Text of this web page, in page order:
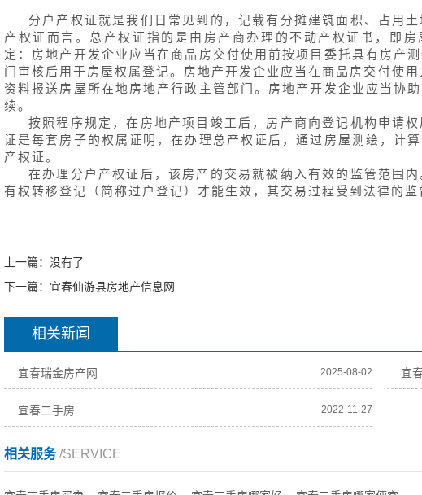
分户产权证就是我们日常见到的，记载有分摊建筑面积、占用
产权证而言。总产权证指的是由房产商办理的不动产权证书，即
定：房地产开发企业应当在商品房交付使用前按项目委托具有房产
门审核后用于房屋权属登记。房地产开发企业应当在商品房交付使
资料报送房屋所在地房地产行政主管部门。房地产开发企业应当协
续。
按照程序规定，在房地产项目竣工后，房产商向登记机构申请
证是每套房子的权属证明，在办理总产权证后，通过房屋测绘，计
产权证。
在办理分户产权证后，该房产的交易就被纳入有效的监管范围
有权转移登记（简称过户登记）才能生效，其交易过程受到法律的监
上一篇：没有了
下一篇： 宜春仙游县房地产信息网
相关新闻
宜春瑞金房产网 2025-08-02 宜
宜春二手房 2022-11-27
相关服务/SERVICE